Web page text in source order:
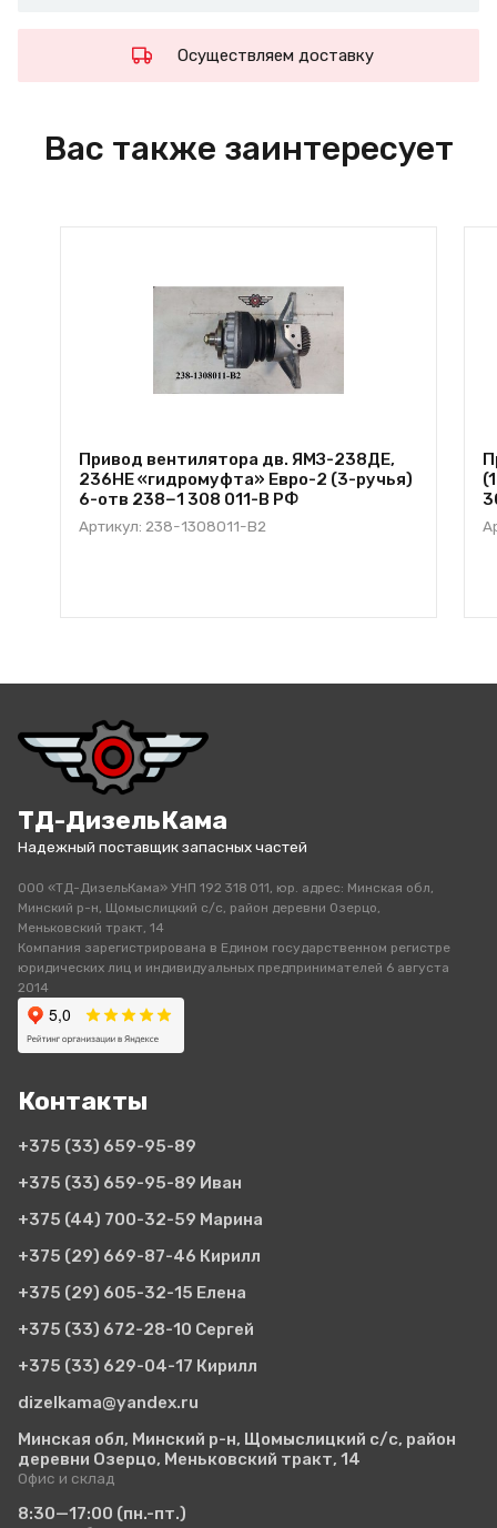
Осуществляем доставку
Вас также заинтересует
Привод вентилятора дв. ЯМЗ-238ДЕ,
236НЕ «гидромуфта» Евро-2 (3-ручья)
6-отв 238−1 308 011-В РФ
Артикул: 238-1308011-В2
ТД-ДизельКама
Надежный поставщик запасных частей
ООО «ТД-ДизельКама» УНП 192 318 011, юр. адрес: Минская обл,
Минский р-н, Щомыслицкий с/с, район деревни Озерцо,
Меньковский тракт, 14
Компания зарегистрирована в Едином государственном регистре
юридических лиц и индивидуальных предпринимателей 6 августа
2014
Контакты
+375 (33) 659-95-89
+375 (33) 659-95-89 Иван
+375 (44) 700-32-59 Марина
+375 (29) 669-87-46 Кирилл
+375 (29) 605-32-15 Елена
+375 (33) 672-28-10 Сергей
+375 (33) 629-04-17 Кирилл
dizelkama@yandex.ru
Минская обл, Минский р-н, Щомыслицкий с/с, район
деревни Озерцо, Меньковский тракт, 14
Офис и склад
8:30—17:00 (пн.-пт.)